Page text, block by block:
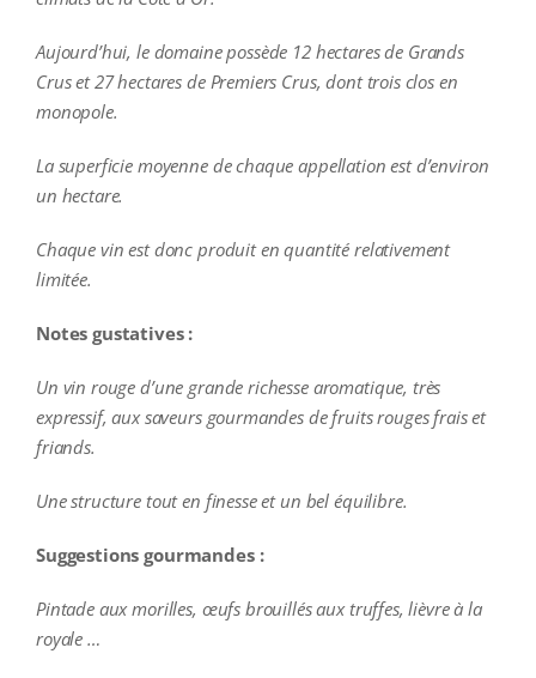
Aujourd’hui, le domaine possède 12 hectares de Grands
Crus et 27 hectares de Premiers Crus, dont trois clos en
monopole.
La superficie moyenne de chaque appellation est d’environ
un hectare.
Chaque vin est donc produit en quantité relativement
limitée.
Notes gustatives :
Un vin rouge d’une grande richesse aromatique, très
expressif, aux saveurs gourmandes de fruits rouges frais et
friands.
Une structure tout en finesse et un bel équilibre.
Suggestions gourmandes :
Pintade aux morilles, œufs brouillés aux truffes, lièvre à la
royale …